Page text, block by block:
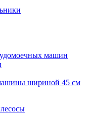
машин
шириной 45 см